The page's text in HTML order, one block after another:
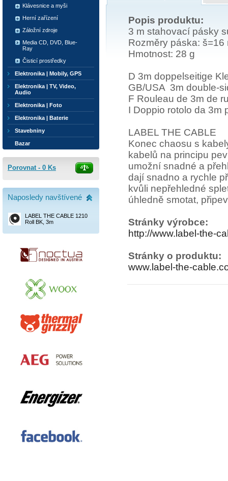
Popis produktu:
3 m stahovací pásky
Rozměry páska: š=16
Hmotnost: 28 g
D 3m doppelseitige
GB/USA 3m double-
F Rouleau de 3m de
I Doppio rotolo da 3m
LABEL THE CABLE
Konec chaosu s
kabelů na principu
umožní snadné a
dají snadno a rychle
kvůli nepřehledné
úhledně smotat,
Stránky výrobce:
http://www.label-the-
Stránky o produktu:
www.label-the-
Klávesnice a myši
Herní zařízení
Záložní zdroje
Media CD, DVD, Blue-
Ray
Čisticí prostředky
Elektronika | Mobily, GPS
Elektronika | TV, Video,
Audio
Elektronika | Foto
Elektronika | Baterie
Stavebniny
Bazar
Porovnat - 0 Ks
Naposledy navštívené
LABEL THE CABLE 1210
Roll BK, 3m